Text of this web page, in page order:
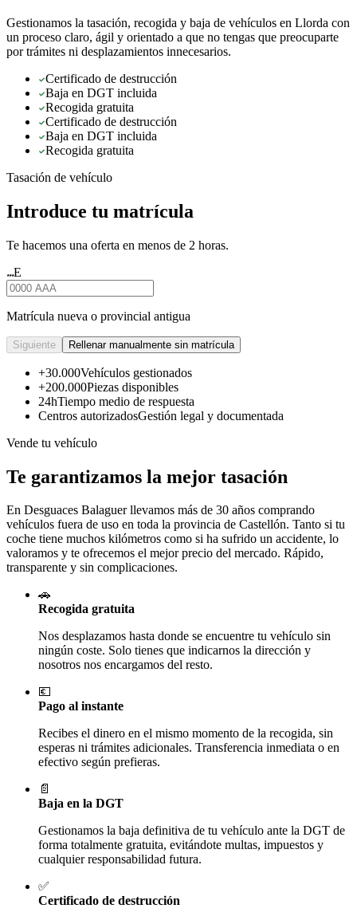
Gestionamos la tasación, recogida y baja de vehículos en Llorda con
un proceso claro, ágil y orientado a que no tengas que preocuparte
por trámites ni desplazamientos innecesarios.
Certificado de destrucción
Baja en DGT incluida
Recogida gratuita
Certificado de destrucción
Baja en DGT incluida
Recogida gratuita
Tasación de vehículo
Introduce tu matrícula
Te hacemos una oferta en menos de 2 horas.
★★★E
Matrícula nueva o provincial antigua
Siguiente Rellenar manualmente sin matrícula
+30.000Vehículos gestionados
+200.000Piezas disponibles
24hTiempo medio de respuesta
Centros autorizadosGestión legal y documentada
Vende tu vehículo
Te garantizamos la mejor tasación
En Desguaces Balaguerllevamos más de 30 años comprando
vehículos fuera de uso en toda la provincia de Castellón. Tanto si tu
coche tiene muchos kilómetros como si ha sufrido un accidente, lo
valoramos y te ofrecemos el mejor precio del mercado. Rápido,
transparente y sin complicaciones.
🚗
Recogida gratuita
Nos desplazamos hasta donde se encuentre tu vehículo sin
ningún coste. Solo tienes que indicarnos la dirección y
nosotros nos encargamos del resto.
💶
Pago al instante
Recibes el dinero en el mismo momento de la recogida, sin
esperas ni trámites adicionales. Transferencia inmediata o en
efectivo según prefieras.
📄
Baja en la DGT
Gestionamos la baja definitiva de tu vehículo ante la DGT de
forma totalmente gratuita, evitándote multas, impuestos y
cualquier responsabilidad futura.
✅
Certificado de destrucción